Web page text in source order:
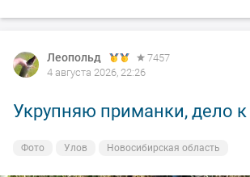
Леопольд
7457
4 августа 2026, 22:26
Укрупняю приманки, дело к
Фото Улов Новосибирская область